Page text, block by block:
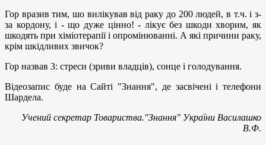
Гор вразив тим, шо вилікував від раку до 200 людей, в т.ч. і з-
за кордону, і - що дуже цінно! - лікує без шкоди хворим, як
шкодять при хіміотерапії і опромінюванні. А які причини раку,
крім шкідливих звичок?
Гор назвав 3: стреси (зриви владців), сонце і голодування.
Відеозапис буде на Сайті "Знання", де засвічені і телефони
Шардела.
Учений секретар Товариства."Знання" України Василашко
В.Ф.